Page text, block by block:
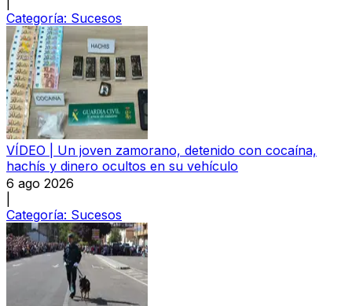
Categoría: Sucesos
VÍDEO | Un joven zamorano, detenido con cocaína,
hachís y dinero ocultos en su vehículo
6 ago 2026
Categoría: Sucesos